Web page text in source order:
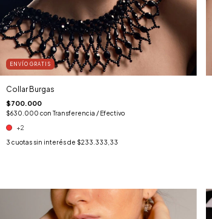
ENVÍO GRATIS
Collar Burgas
$700.000
$630.000 con Transferencia / Efectivo
+2
3 cuotas sin interés de $233.333,33